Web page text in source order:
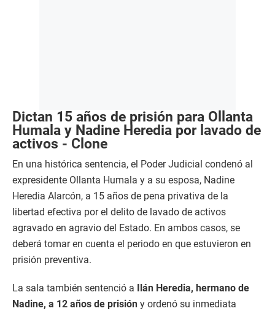
Dictan 15 años de prisión para Ollanta
Humala y Nadine Heredia por lavado de
activos - Clone
En una histórica sentencia, el Poder Judicial condenó al
expresidente Ollanta Humala y a su esposa, Nadine
Heredia Alarcón, a 15 años de pena privativa de la
libertad efectiva por el delito de lavado de activos
agravado en agravio del Estado. En ambos casos, se
deberá tomar en cuenta el periodo en que estuvieron en
prisión preventiva.
La sala también sentenció a Ilán Heredia, hermano de
Nadine, a 12 años de prisión y ordenó su inmediata